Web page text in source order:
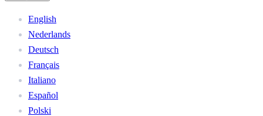
English
Nederlands
Deutsch
Français
Italiano
Español
Polski